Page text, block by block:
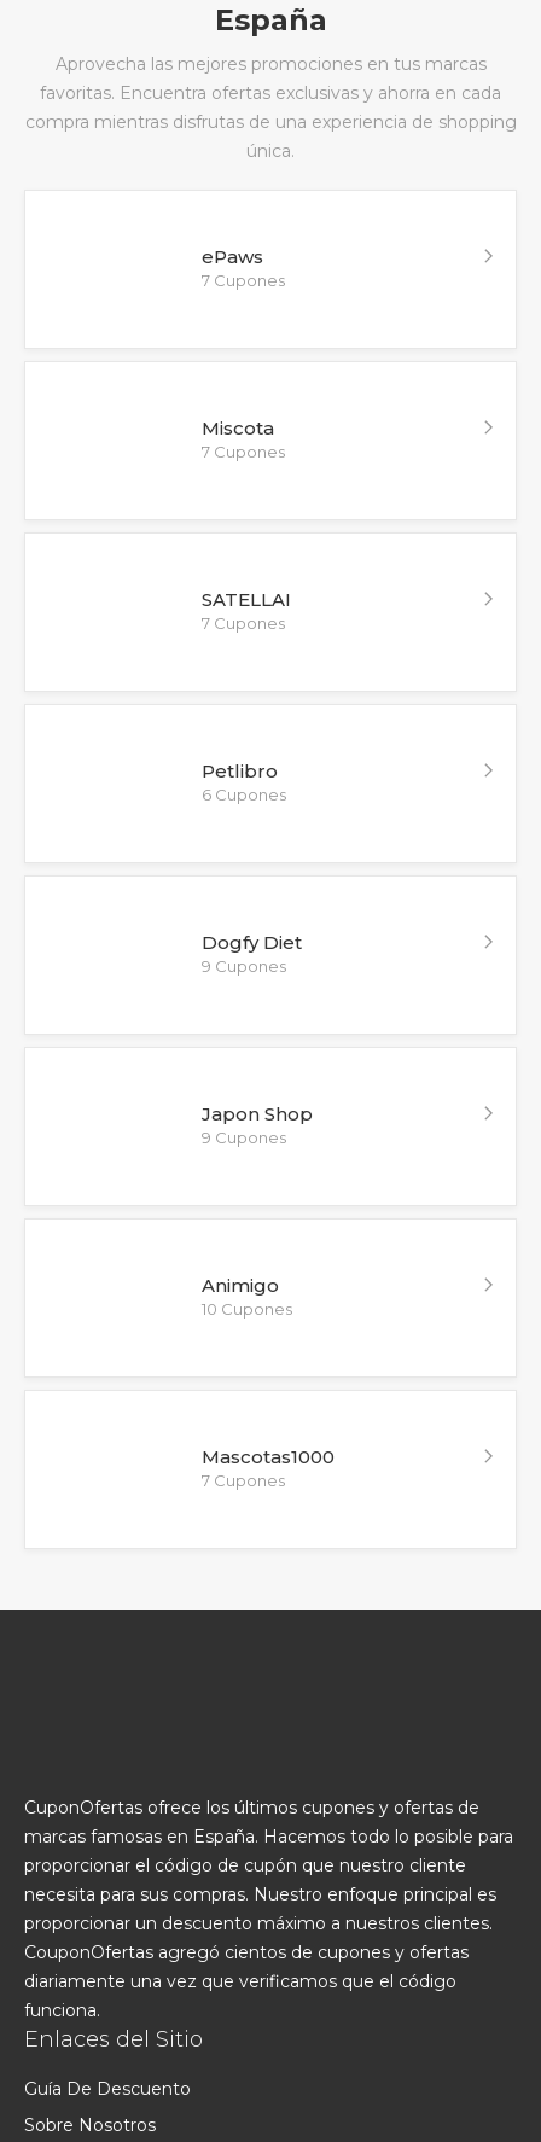
España
Aprovecha las mejores promociones en tus marcas
favoritas. Encuentra ofertas exclusivas y ahorra en cada
compra mientras disfrutas de una experiencia de shopping
única.
ePaws
7 Cupones
Miscota
7 Cupones
SATELLAI
7 Cupones
Petlibro
6 Cupones
Dogfy Diet
9 Cupones
Japon Shop
9 Cupones
Animigo
10 Cupones
Mascotas1000
7 Cupones
CuponOfertas ofrece los últimos cupones y ofertas de
marcas famosas en España. Hacemos todo lo posible para
proporcionar el código de cupón que nuestro cliente
necesita para sus compras. Nuestro enfoque principal es
proporcionar un descuento máximo a nuestros clientes.
CouponOfertas agregó cientos de cupones y ofertas
diariamente una vez que verificamos que el código
funciona.
Enlaces del Sitio
Guía De Descuento
Sobre Nosotros